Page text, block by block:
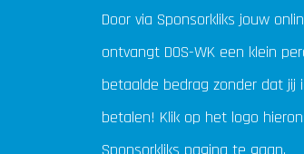
Door via Sponsorkliks jouw
ontvangt DOS-WK een klein
betaalde bedrag zonder dat
betalen! Klik op het logo